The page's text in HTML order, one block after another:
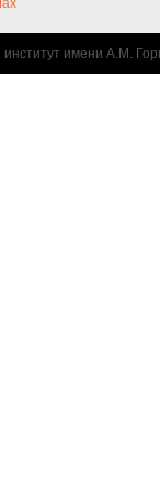
имени А.М.